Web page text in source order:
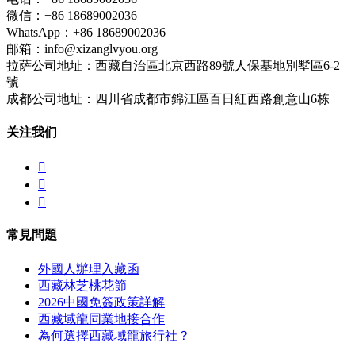
微信：+86 18689002036
WhatsApp：+86 18689002036
邮箱：info@xizanglvyou.org
拉萨公司地址：西藏自治區北京西路89號人保基地別墅區6-2
號
成都公司地址：四川省成都市錦江區百日紅西路創意山6栋
关注我们



常見問題
外國人辦理入藏函
西藏林芝桃花節
2026中國免簽政策詳解
西藏域龍同業地接合作
為何選擇西藏域龍旅行社？